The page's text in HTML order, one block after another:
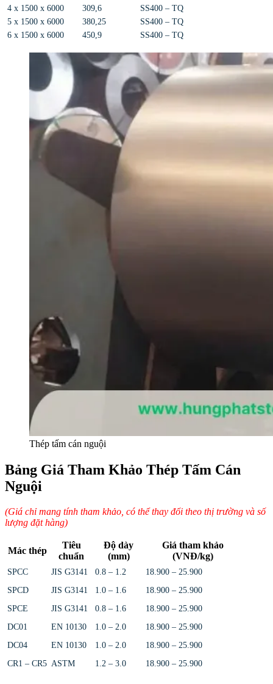
4 x 1500 x 6000
309,6
SS400 – TQ
5 x 1500 x 6000
380,25
SS400 – TQ
6 x 1500 x 6000
450,9 SS400 – TQ
Thép tấm cán nguội
Bảng Giá Tham Khảo Thép Tấm Cán
Nguội
(Giá chỉ mang tính tham khảo, có thể thay đổi theo thị trường và số
lượng đặt hàng)
Mác thép
Tiêu
chuẩn
Độ dày
(mm)
Giá tham khảo
(VNĐ/kg)
SPCC JIS G3141 0.8 – 1.2
18.900 – 25.900
SPCD
JIS G3141 1.0 – 1.6
18.900 – 25.900
SPCE
JIS G3141 0.8 – 1.6
18.900 – 25.900
DC01
EN 10130 1.0 – 2.0
18.900 – 25.900
DC04
EN 10130 1.0 – 2.0
18.900 – 25.900
CR1 – CR5 ASTM 1.2 – 3.0 18.900 – 25.900